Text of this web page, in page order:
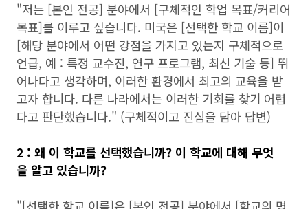
"저는 [본인 전공] 분야에서 [구체적인 학업 목표/커리어
목표]를 이루고 싶습니다. 미국은 [선택한 학교 이름]이
[해당 분야에서 어떤 강점을 가지고 있는지 구체적으로
언급, 예 : 특정 교수진, 연구 프로그램, 최신 기술 등] 뛰
어나다고 생각하며, 이러한 환경에서 최고의 교육을 받
고자 합니다. 다른 나라에서는 이러한 기회를 찾기 어렵
다고 판단했습니다." (구체적이고 진심을 담아 답변)
2 : 왜 이 학교를 선택했습니까? 이 학교에 대해 무엇
을 알고 있습니까?